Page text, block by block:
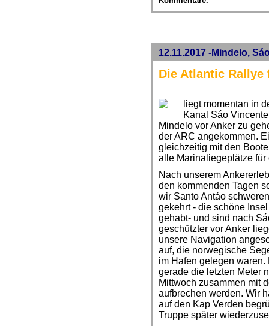
12.11.2017 -Mindelo,
Die Atlantic Rallye
liegt momentan in
Kanal Sáo
Mindelo vor Anker zu
der ARC angekommen.
gleichzeitig mit den
alle Marinaliegeplätze
Nach unserem
den kommenden Tagen
wir Santo Antáo
gekehrt - die schöne
gehabt- und sind nach
geschützter vor Anker
unsere Navigation
auf, die norwegische
im Hafen gelegen
gerade die letzten Meter
Mittwoch zusammen mit
aufbrechen werden. Wir
auf den Kap Verden
Truppe später